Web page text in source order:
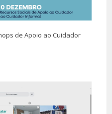
de Apoio ao Cuidador